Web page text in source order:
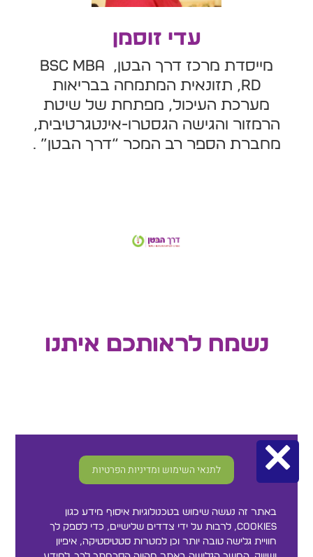
עדי זוסמן
מייסדת מרכז דרך הבטן, BSc MBA
RD, תזונאית המתמחה בבריאות
מערכת העיכול, מפתחת של שיטת
הרמזור והגישה הגסטרו-אינטגרטיבית,
מחברת הספר רב המכר “דרך הבטן” .
נשמח לראותכם איתנו
לתנאי השימוש ומדיניות הפרטיות
באתר זה נעשה שימוש בטכנולוגיות איסוף מידע כגון
Cookies, לרבות על ידי צדדים שלישיים, כדי לספק לך
חוויית גלישה טובה יותר וכן למטרות סטטיסטיקה, איפיון
×